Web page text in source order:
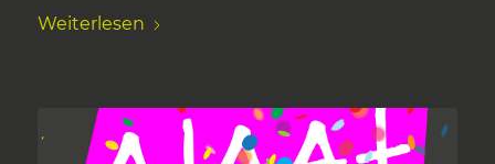
Weiterlesen